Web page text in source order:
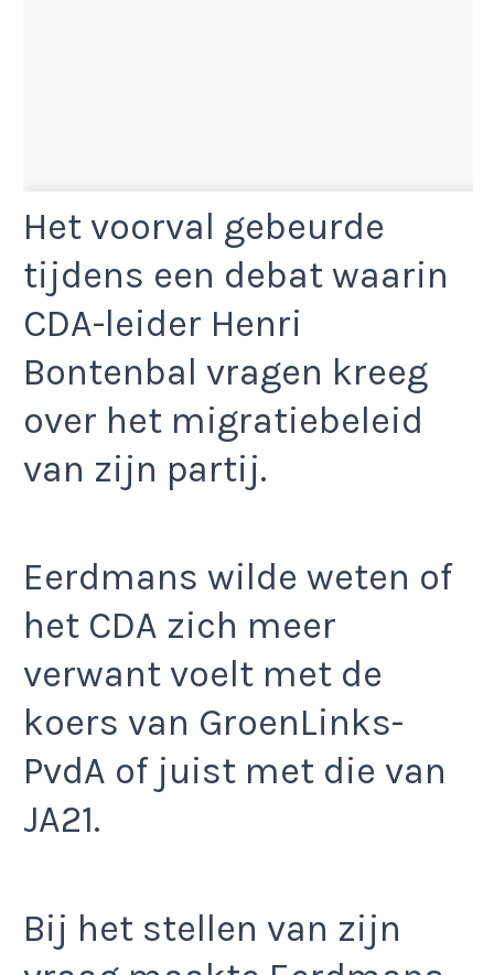
Het voorval gebeurde
tijdens een debat waarin
CDA-leider Henri
Bontenbal vragen kreeg
over het migratiebeleid
van zijn partij.
Eerdmans wilde weten of
het CDA zich meer
verwant voelt met de
koers van GroenLinks-
PvdA of juist met die van
JA21.
Bij het stellen van zijn